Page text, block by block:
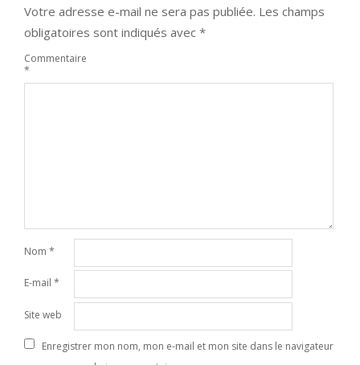
Votre adresse e-mail ne sera pas publiée. Les champs
obligatoires sont indiqués avec *
Commentaire
*
Nom *
E-mail *
Site web
Enregistrer mon nom, mon e-mail et mon site dans le navigateur